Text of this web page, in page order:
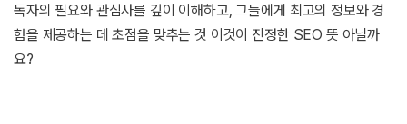
독자의 필요와 관심사를 깊이 이해하고, 그들에게 최고의 정보와 경
험을 제공하는 데 초점을 맞추는 것 이것이 진정한 SEO 뜻 아닐까
요?